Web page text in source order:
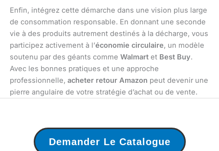
Enfin, intégrez cette démarche dans une vision plus large
de consommation responsable. En donnant une seconde
vie à des produits autrement destinés à la décharge, vous
participez activement à l’économie circulaire, un modèle
soutenu par des géants comme Walmart et Best Buy.
Avec les bonnes pratiques et une approche
professionnelle, acheter retour Amazon peut devenir une
pierre angulaire de votre stratégie d’achat ou de vente.
Demander Le Catalogue